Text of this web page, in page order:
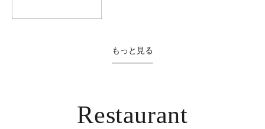
もっと見る
Restaurant